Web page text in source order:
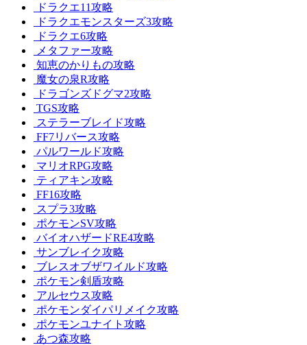
ドラクエ11攻略
ドラクエモンスターズ3攻略
ドラクエ6攻略
メタファー攻略
知恵のかりもの攻略
魔女の泉R攻略
ドラゴンズドグマ2攻略
TGS攻略
ステラーブレイド攻略
FF7リバース攻略
パルワールド攻略
マリオRPG攻略
ティアキン攻略
FF16攻略
スプラ3攻略
ポケモンSV攻略
バイオハザードRE4攻略
サンブレイク攻略
ブレスオブザワイルド攻略
ポケモン剣盾攻略
アルセウス攻略
ポケモンダイパリメイク攻略
ポケモンユナイト攻略
あつ森攻略